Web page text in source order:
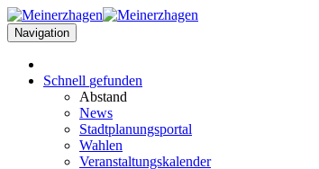
Navigation
Schnell gefunden
Abstand
News
Stadtplanungsportal
Wahlen
Veranstaltungskalender